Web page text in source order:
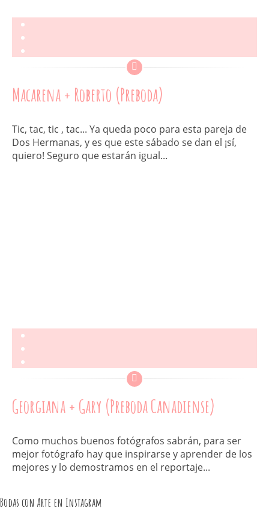
Macarena + Roberto (Preboda)
Tic, tac, tic , tac... Ya queda poco para esta pareja de
Dos Hermanas, y es que este sábado se dan el ¡sí,
quiero! Seguro que estarán igual...
Georgiana + Gary (Preboda Canadiense)
Como muchos buenos fotógrafos sabrán, para ser
mejor fotógrafo hay que inspirarse y aprender de los
mejores y lo demostramos en el reportaje...
Bodas con Arte en Instagram